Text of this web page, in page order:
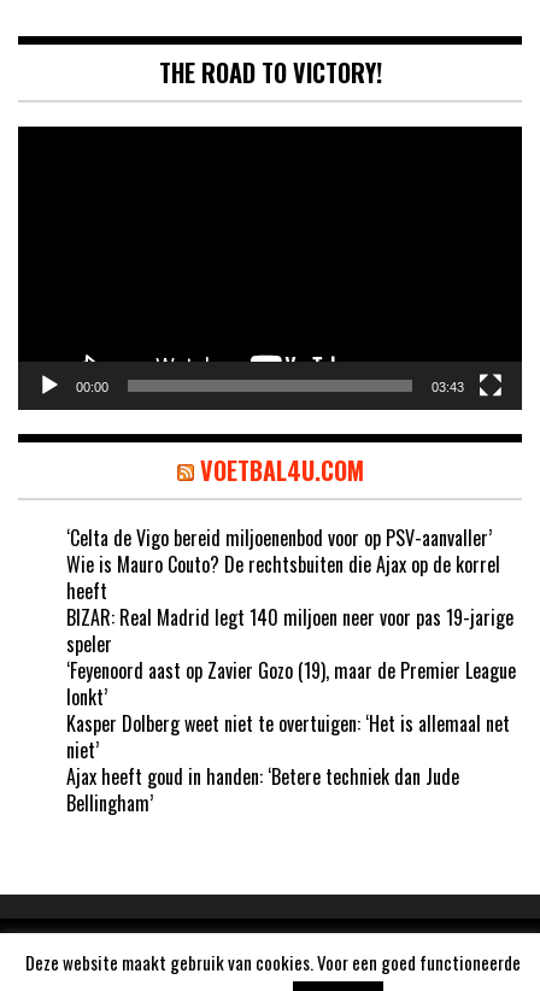
THE ROAD TO VICTORY!
00:00 03:43
VOETBAL4U.COM
‘Celta de Vigo bereid miljoenenbod voor op PSV-aanvaller’
Wie is Mauro Couto? De rechtsbuiten die Ajax op de korrel
heeft
BIZAR: Real Madrid legt 140 miljoen neer voor pas 19-jarige
speler
‘Feyenoord aast op Zavier Gozo (19), maar de Premier League
lonkt’
Kasper Dolberg weet niet te overtuigen: ‘Het is allemaal net
niet’
Ajax heeft goud in handen: ‘Betere techniek dan Jude
Bellingham’
Aangedreven doorWordPress
Deze website maakt gebruik van cookies. Voor een goed functioneerde